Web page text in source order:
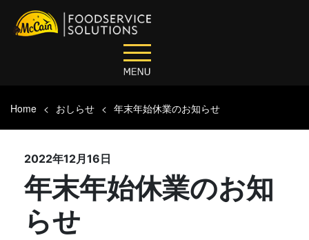
Home おしらせ 年末年始休業のお知らせ
2022年12月16日
年末年始休業のお知
らせ